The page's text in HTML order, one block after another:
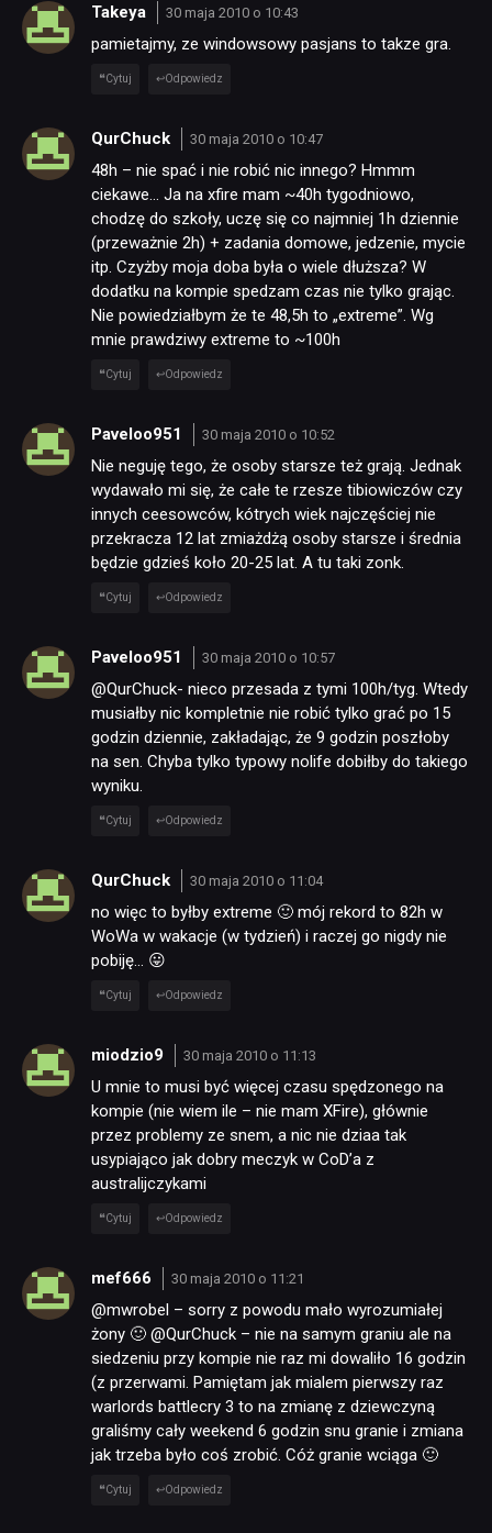
RECENZJE
PUBLICYSTYKA
KULTURA
Takeya 30 maja 2010 o 10:43
pamietajmy, ze windowsowy pasjans to takze gra.
Cytuj Odpowiedz
QurChuck 30 maja 2010 o 10:47
48h – nie spać i nie robić nic innego? Hmmm
ciekawe… Ja na xfire mam ~40h tygodniowo,
chodzę do szkoły, uczę się co najmniej 1h dziennie
(przeważnie 2h) + zadania domowe, jedzenie, mycie
itp. Czyżby moja doba była o wiele dłuższa? W
dodatku na kompie spedzam czas nie tylko grając.
Nie powiedziałbym że te 48,5h to „extreme”. Wg
mnie prawdziwy extreme to ~100h
Cytuj Odpowiedz
Paveloo951 30 maja 2010 o 10:52
Nie neguję tego, że osoby starsze też grają. Jednak
wydawało mi się, że całe te rzesze tibiowiczów czy
innych ceesowców, kótrych wiek najczęściej nie
przekracza 12 lat zmiażdżą osoby starsze i średnia
będzie gdzieś koło 20-25 lat. A tu taki zonk.
Cytuj Odpowiedz
Paveloo951 30 maja 2010 o 10:57
@QurChuck- nieco przesada z tymi 100h/tyg. Wtedy
musiałby nic kompletnie nie robić tylko grać po 15
godzin dziennie, zakładając, że 9 godzin poszłoby
na sen. Chyba tylko typowy nolife dobiłby do takiego
wyniku.
Cytuj Odpowiedz
QurChuck 30 maja 2010 o 11:04
no więc to byłby extreme 🙂 mój rekord to 82h w
WoWa w wakacje (w tydzień) i raczej go nigdy nie
pobiję… 😛
Cytuj Odpowiedz
miodzio9 30 maja 2010 o 11:13
U mnie to musi być więcej czasu spędzonego na
kompie (nie wiem ile – nie mam XFire), głównie
przez problemy ze snem, a nic nie dziaa tak
usypiająco jak dobry meczyk w CoD’a z
australijczykami
Cytuj Odpowiedz
mef666 30 maja 2010 o 11:21
@mwrobel – sorry z powodu mało wyrozumiałej
żony 🙂 @QurChuck – nie na samym graniu ale na
siedzeniu przy kompie nie raz mi dowaliło 16 godzin
(z przerwami. Pamiętam jak mialem pierwszy raz
warlords battlecry 3 to na zmianę z dziewczyną
graliśmy cały weekend 6 godzin snu granie i zmiana
jak trzeba było coś zrobić. Cóż granie wciąga 🙂
Cytuj Odpowiedz